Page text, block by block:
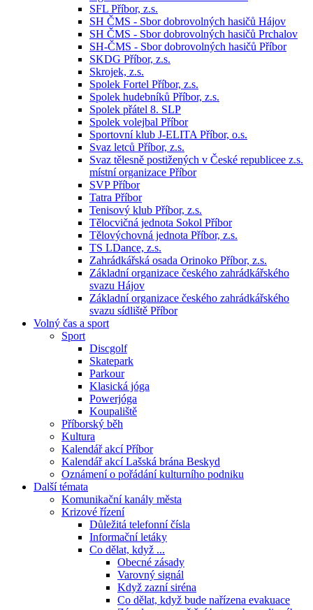
SFL Příbor, z.s.
SH ČMS - Sbor dobrovolných hasičů Hájov
SH ČMS - Sbor dobrovolných hasičů Prchalov
SH-ČMS - Sbor dobrovolných hasičů Příbor
SKDG Příbor, z.s.
Skrojek, z.s.
Spolek Fortel Příbor, z.s.
Spolek hudebníků Příbor, z.s.
Spolek přátel 8. SLP
Spolek volejbal Příbor
Sportovní klub J-ELITA Příbor, o.s.
Svaz letců Příbor, z.s.
Svaz tělesně postižených v České republicee z.s.
místní organizace Příbor
SVP Příbor
Tatra Příbor
Tenisový klub Příbor, z.s.
Tělocvičná jednota Sokol Příbor
Tělovýchovná jednota Příbor, z.s.
TS LDance, z.s.
Zahrádkářská osada Orinoko Příbor, z.s.
Základní organizace českého zahrádkářského
svazu Hájov
Základní organizace českého zahrádkářského
svazu sídliště Příbor
Volný čas a sport
Sport
Discgolf
Skatepark
Parkour
Klasická jóga
Powerjóga
Koupaliště
Příborský běh
Kultura
Kalendář akcí Příbor
Kalendář akcí Lašská brána Beskyd
Oznámení o pořádání kulturního podniku
Další témata
Komunikační kanály města
Krizové řízení
Důležitá telefonní čísla
Informační letáky
Co dělat, když ...
Obecné zásady
Varovný signál
Když zazní siréna
Co dělat, když bude nařízena evakuace